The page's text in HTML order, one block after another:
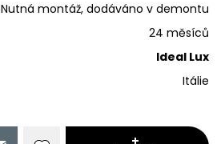
Nutná montáž, dodáváno v demontu
24 měsíců
Ideal Lux
Itálie